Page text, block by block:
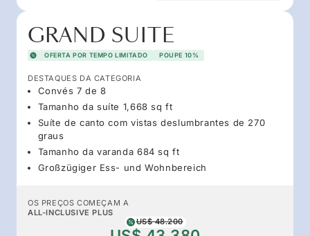
GRAND SUITE
OFERTA POR TEMPO LIMITADO POUPE 10%
DESTAQUES DA CATEGORIA
Convés 7 de 8
Tamanho da suíte 1,668 sq ft
Suíte de canto com vistas deslumbrantes de 270
graus
Tamanho da varanda 684 sq ft
Großzügiger Ess- und Wohnbereich
OS PREÇOS COMEÇAM A
ALL-INCLUSIVE PLUS
US$ 48.200